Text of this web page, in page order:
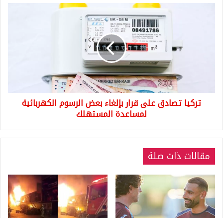
لمساعدة
المستهلك
تركيا تصادق على قرار بإلغاء بعض الرسوم الكهربائية
لمساعدة المستهلك
مقالات ذات صلة